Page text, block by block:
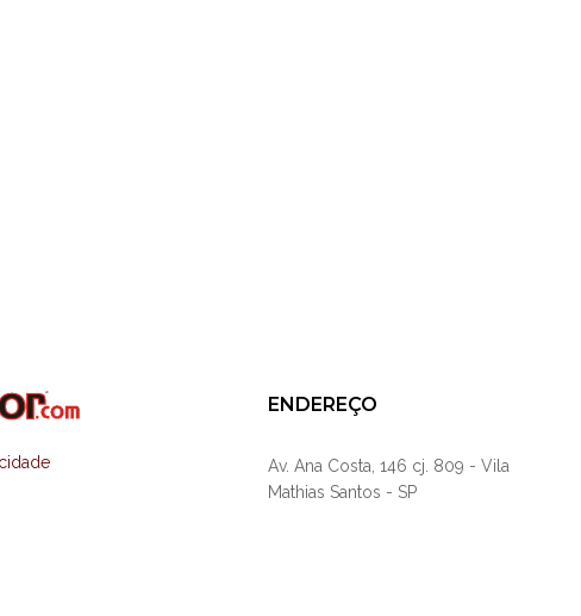
ENDEREÇO
Av. Ana Costa, 146 cj. 809 - Vila
Mathias Santos - SP